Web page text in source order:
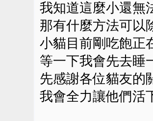
我知道這麼小還無
那有什麼方法可以
小貓目前剛吃飽正
等一下我會先去睡
先感謝各位貓友的
我會全力讓他們活